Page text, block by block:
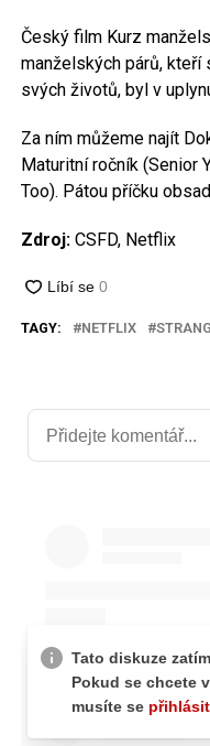
Český film Kurz
manželských párů, kteří
svých životů, byl v
Za ním můžeme najít
Maturitní ročník (Senior
Too). Pátou příčku
Zdroj:CSFD, Netflix
TAGY: NETFLIX